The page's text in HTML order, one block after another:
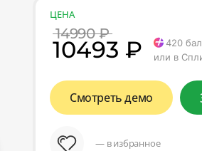
ЦЕНА
14990 ₽
10493 ₽ 420
или в
Смотреть демо
— в избранное